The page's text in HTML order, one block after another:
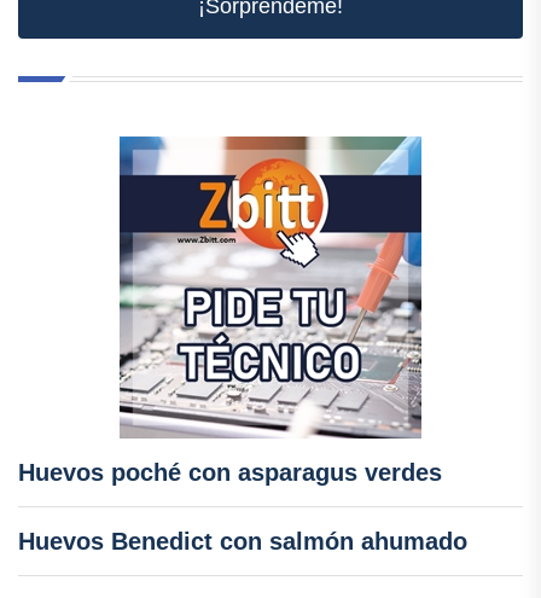
¡Sorpréndeme!
Huevos poché con asparagus verdes
Huevos Benedict con salmón ahumado